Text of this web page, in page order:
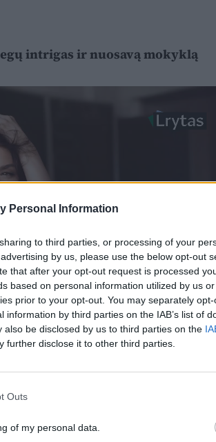
Personal Information
to third parties, or processing of your
by us, please use the below opt-out
that after your opt-out request is processed
based on personal information utilized by us
prior to your opt-out. You may separately
by third parties on the IAB’s list of
be disclosed by us to third parties on the
further disclose it to other third parties.
Outs
of my personal data.
intrigas ir nuosavą mokyklą
nusprendė savo jausmų
santykiuose tikrai patyrė